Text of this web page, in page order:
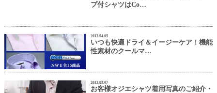
プ付シャツはCo…
2013.04.05
いつも快適ドライ＆イージーケア！機能
性素材のクールマ…
2013.03.07
お客様オジエシャツ着用写真のご紹介・